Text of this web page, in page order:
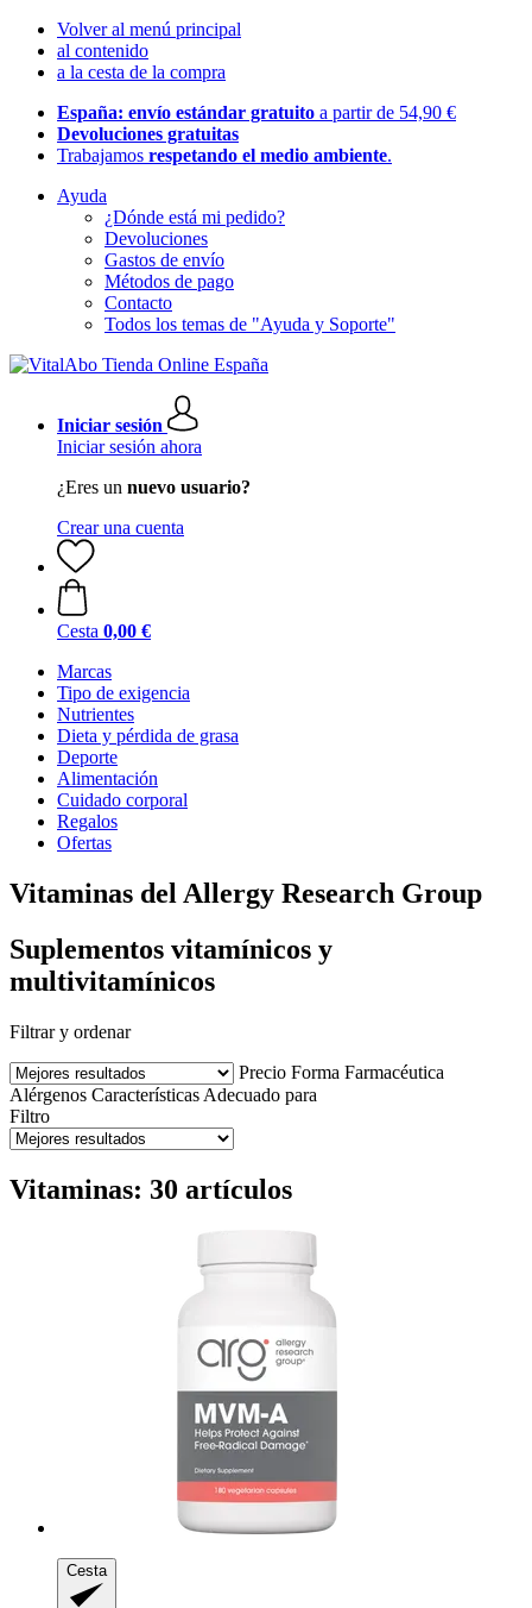
Volver al menú principal
al contenido
a la cesta de la compra
España: envío estándar gratuito a partir de 54,90 €
Devoluciones gratuitas
Trabajamos respetando el medio ambiente.
Ayuda
¿Dónde está mi pedido?
Devoluciones
Gastos de envío
Métodos de pago
Contacto
Todos los temas de "Ayuda y Soporte"
Iniciar sesión
Iniciar sesión ahora
¿Eres un nuevo usuario?
Crear una cuenta
Cesta 0,00 €
Marcas
Tipo de exigencia
Nutrientes
Dieta y pérdida de grasa
Deporte
Alimentación
Cuidado corporal
Regalos
Ofertas
Vitaminas del Allergy Research Group
Suplementos vitamínicos y
multivitamínicos
Filtrar y ordenar
Precio Forma Farmacéutica
Alérgenos Características Adecuado para
Filtro
Vitaminas: 30 artículos
Cesta